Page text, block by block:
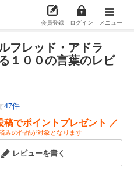
会員登録 ログイン メニュー
フレッド・アドラ
１００の言葉のレビ
47件
稿でポイントプレゼント ／
みの作品が対象となります
レビューを書く